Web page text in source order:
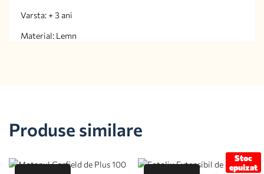
Varsta: + 3 ani
Material: Lemn
Produse similare
Stoc
epuizat